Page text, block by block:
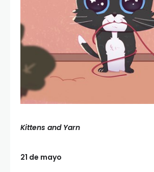
Kittens and Yarn
21 de mayo